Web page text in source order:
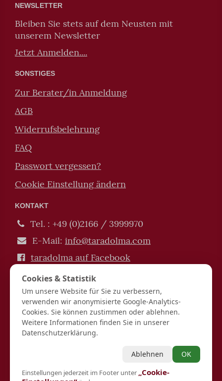
NEWSLETTER
Bleiben Sie stets auf dem Neusten mit
unserem Newsletter
Jetzt Anmelden....
SONSTIGES
Zur Berater/in Anmeldung
AGB
Widerrufsbelehrung
FAQ
Passwort vergessen?
Cookie Einstellung ändern
KONTAKT
Tel. : +49 (0)2166 / 3999970
E-Mail: info@taradolma.com
taradolma auf Facebook
Impressum / Datenschutz
Verträge hier kündigen / widerrufen
Hinduismus | Buddhismus | Tarot | Spiritualität |
Esoterik | Lebensberatung
Spirit Guide UG (haftungsbeschränkt) Josefstraße 11
36039 Fulda Finanzamt Fulda DE337914900
*Gebühr pro Minute in € (aus dem deutschen Festnetz). Mobilfunkpreise
abweichend (0,27 € /min. mehr bei Telefonberatung). Alle Preise inkl.
19%MwSt.
***Einmalig und nur für Neukunden. Bezogen auf das erste
Cookies & Statistik
Um unsere Website für Sie zu verbessern,
verwenden wir anonymisierte Google-Analytics-
Cookies. Sie können zustimmen oder ablehnen.
Weitere Informationen finden Sie in unserer
Datenschutzerklärung.
Ablehnen OK
Einstellungen jederzeit im Footer unter „Cookie-